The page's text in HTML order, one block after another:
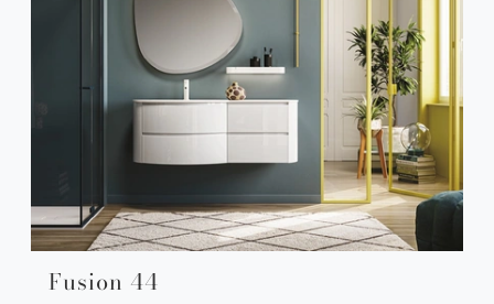
Fusion 44